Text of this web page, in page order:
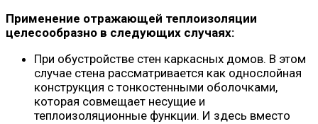
Применение отражающей теплоизоляции
целесообразно в следующих случаях:
При обустройстве стен каркасных домов. В этом
случае стена рассматривается как однослойная
конструкция с тонкостенными оболочками,
которая совмещает несущие и
теплоизоляционные функции. И здесь вместо